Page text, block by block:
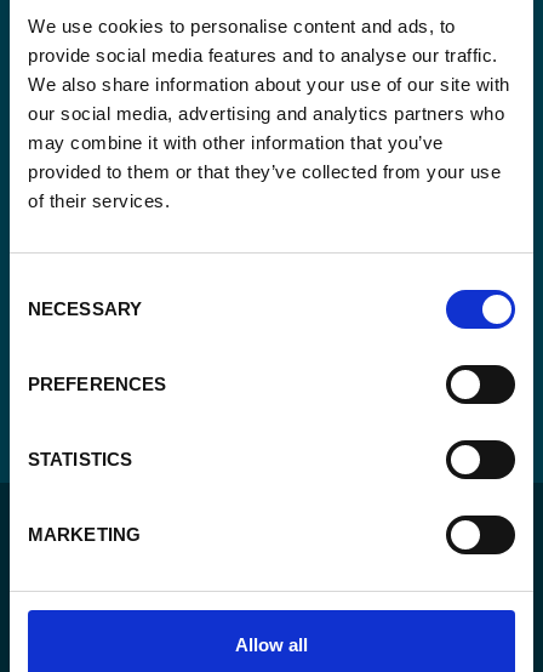
We use cookies to personalise content and ads, to
provide social media features and to analyse our traffic.
We also share information about your use of our site with
our social media, advertising and analytics partners who
may combine it with other information that you’ve
provided to them or that they’ve collected from your use
of their services.
Selection
NECESSARY
PREFERENCES
STATISTICS
MARKETING
Allow all
*
Consent
*
Oui, je m'inscris à la newsletter *
CAPTCHA
Pour un monde durable où toutes les personnes vivent